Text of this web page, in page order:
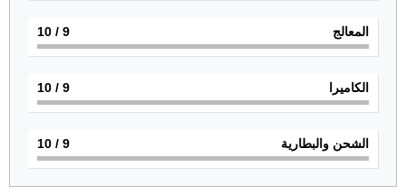
المعالج 9
/ 10
الكاميرا 9
/ 10
الشحن والبطارية 9
/ 10